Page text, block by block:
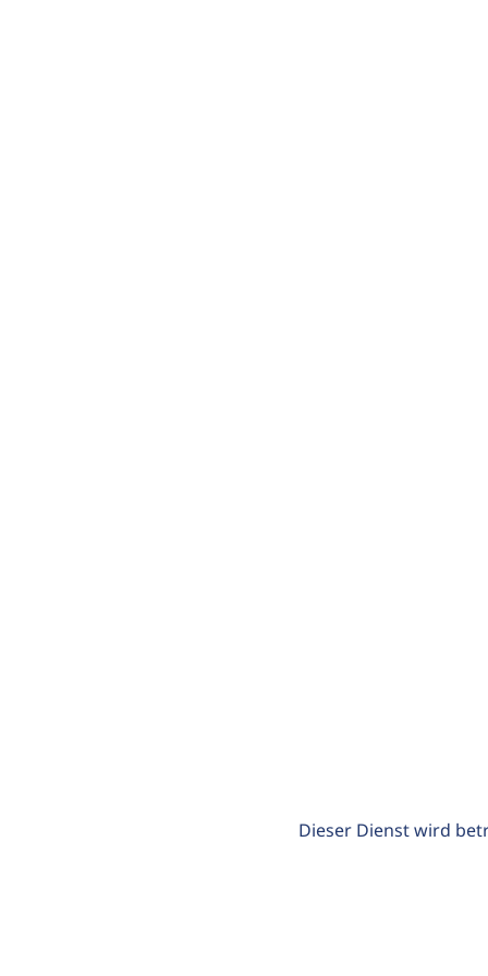
Dieser Dienst wird